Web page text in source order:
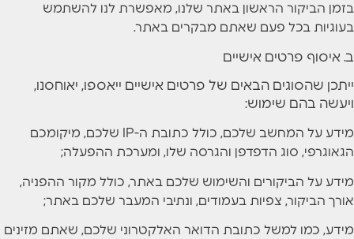
בזמן הביקור הראשון באתר שלנו, מאפשרת לנו להשתמש
בעוגיות בכל פעם שאתם מבקרים באתר.
ב. איסוף פרטים אישיים
ייתכן שהסוגים הבאים של פרטים אישיים ייאספו, יאוחסנו,
ויעשה בהם שימוש:
מידע על המחשב שלכם, כולל כתובת ה-IP שלכם, מיקומכם
הגאוגרפי, סוג הדפדפן והגרסה שלו, ומערכת ההפעלה;
מידע על הביקורים והשימוש שלכם באתר, כולל מקור ההפניה,
אורך הביקור, צפיות בעמודים, ונתיבי המעבר שלכם באתר;
מידע, כמו למשל כתובת הדואר האלקטרוני שלכם, שאתם מזינים